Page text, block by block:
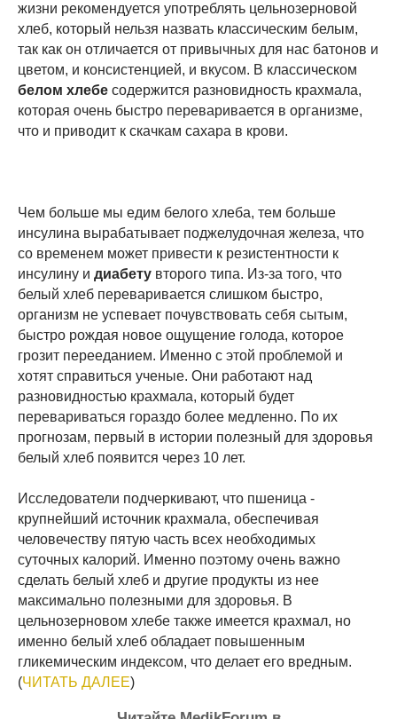
жизни рекомендуется употреблять цельнозерновой
хлеб, который нельзя назвать классическим белым,
так как он отличается от привычных для нас батонов и
цветом, и консистенцией, и вкусом. В классическом
белом хлебе содержится разновидность крахмала,
которая очень быстро переваривается в организме,
что и приводит к скачкам сахара в крови.
Чем больше мы едим белого хлеба, тем больше
инсулина вырабатывает поджелудочная железа, что
со временем может привести к резистентности к
инсулину и диабету второго типа. Из-за того, что
белый хлеб переваривается слишком быстро,
организм не успевает почувствовать себя сытым,
быстро рождая новое ощущение голода, которое
грозит перееданием. Именно с этой проблемой и
хотят справиться ученые. Они работают над
разновидностью крахмала, который будет
перевариваться гораздо более медленно. По их
прогнозам, первый в истории полезный для здоровья
белый хлеб появится через 10 лет.
Исследователи подчеркивают, что пшеница -
крупнейший источник крахмала, обеспечивая
человечеству пятую часть всех необходимых
суточных калорий. Именно поэтому очень важно
сделать белый хлеб и другие продукты из нее
максимально полезными для здоровья. В
цельнозерновом хлебе также имеется крахмал, но
именно белый хлеб обладает повышенным
гликемическим индексом, что делает его вредным.
(ЧИТАТЬ ДАЛЕЕ)